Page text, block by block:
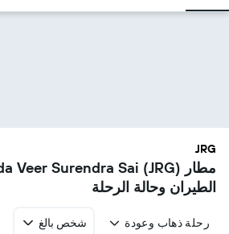
JRG
الطيران وحالة الرحلة
رحلة ذهاب وعودة شخص بالغ